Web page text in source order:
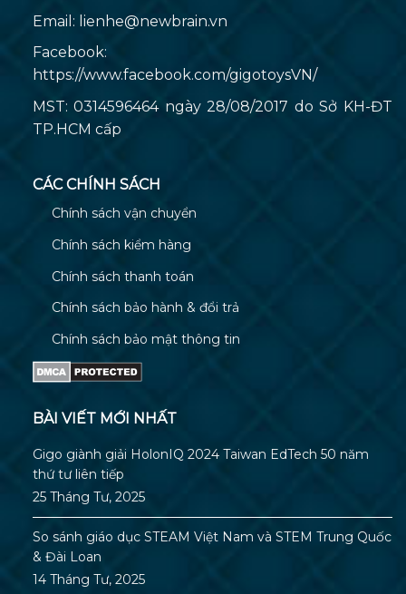
Email: lienhe@newbrain.vn
Facebook:
https://www.facebook.com/gigotoysVN/
MST: 0314596464 ngày 28/08/2017 do Sở KH-ĐT
TP.HCM cấp
CÁC CHÍNH SÁCH
Chính sách vận chuyển
Chính sách kiểm hàng
Chính sách thanh toán
Chính sách bảo hành & đổi trả
Chính sách bảo mật thông tin
BÀI VIẾT MỚI NHẤT
Gigo giành giải HolonIQ 2024 Taiwan EdTech 50 năm
thứ tư liên tiếp
25 Tháng Tư, 2025
So sánh giáo dục STEAM Việt Nam và STEM Trung Quốc
& Đài Loan
14 Tháng Tư, 2025